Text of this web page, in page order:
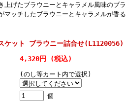
げたブラウニーとキャラメル風味のブラ
マッチしたブラウニーとキャラメルが香る
ケット ブラウニー詰合せ(L1120056)
4,320円 (税込)
(のし等カート内で選択)
個